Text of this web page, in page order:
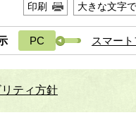
印刷 大きな文字
PC スマー
ティ方針